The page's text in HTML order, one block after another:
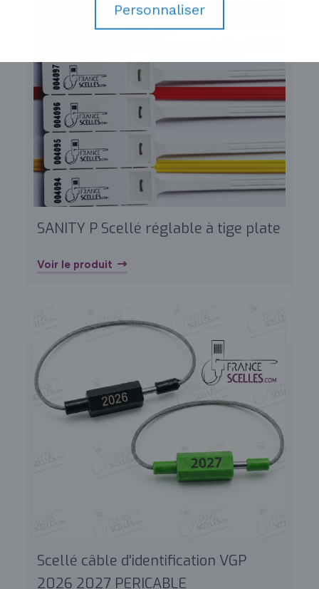
Personnaliser
SANITY P Scellé réglable à tige plate
Voir le produit
Scellé câble d'identification VGP
2026 2027 PERICABLE